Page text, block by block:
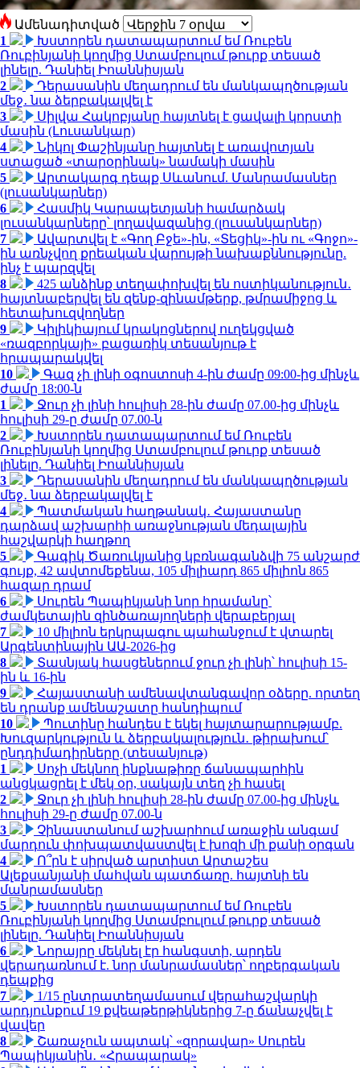
Ամենադիտված
1
Խստորեն դատապարտում եմ Ռուբեն
Ռուբինյանի կողմից Ստամբուլում թուրք տեսած
լինելը. Դանիել Իոաննիսյան
2
Դերասանին մեղադրում են մանկապղծության
մեջ․ նա ձերբակալվել է
3
Սիլվա Հակոբյանը հայտնել է ցավալի կորստի
մասին (Լուսանկար)
4
Նիկոլ Փաշինյանը հայտնել է առավոտյան
ստացած «տարօրինակ» նամակի մասին
5
Արտակարգ դեպք Սևանում. Մանրամասներ
(լուսանկարներ)
6
Հասմիկ Կարապետյանի համարձակ
լուսանկարները՝ լողավազանից (լուսանկարներ)
7
Ավարտվել է «Գող Բջե»-ին, «Տեցիկ»-ին ու «Գոջո»-
ին առնչվող քրեական վարույթի նախաքննությունը.
ինչ է պարզվել
8
425 անձինք տեղափոխվել են ոստիկանություն․
հայտնաբերվել են զենք-զինամթերք, թմրամիջոց և
հետախուզվողներ
9
Կիլիկիայում կրակոցներով ուղեկցված
«ռազբորկայի» բացառիկ տեսանյութ է
հրապարակվել
10
Գազ չի լինի օգոստոսի 4-ին ժամը 09:00-ից մինչև
ժամը 18:00-ն
1
Ջուր չի լինի հուլիսի 28-ին ժամը 07.00-ից մինչև
հուլիսի 29-ը ժամը 07.00-ն
2
Խստորեն դատապարտում եմ Ռուբեն
Ռուբինյանի կողմից Ստամբուլում թուրք տեսած
լինելը. Դանիել Իոաննիսյան
3
Դերասանին մեղադրում են մանկապղծության
մեջ․ նա ձերբակալվել է
4
Պատմական հաղթանակ․ Հայաստանը
դարձավ աշխարհի առաջնության մեդալային
հաշվարկի հաղթող
5
Գագիկ Ծառուկյանից կբռնագանձվի 75 անշարժ
գույք, 42 ավտոմեքենա, 105 միլիարդ 865 միլիոն 865
հազար դրամ
6
Սուրեն Պապիկյանի նոր հրամանը՝
ժամկետային զինծառայողների վերաբերյալ
7
10 միլիոն երկրպագու պահանջում է վտարել
Արգենտինային ԱԱ-2026-ից
8
Տասնյակ հասցեներում ջուր չի լինի՝ հուլիսի 15-
ին և 16-ին
9
Հայաստանի ամենավտանգավոր օձերը. որտեղ
են դրանք ամենաշատը հանդիպում
10
Պուտինը հանդես է եկել հայտարարությամբ.
Խուզարկություն և ձերբակալություն․ թիրախում՝
ընդդիմադիրները (տեսանյութ)
1
Սոչի մեկնող ինքնաթիռը ճանապարհին
անցկացրել է մեկ օր, սակայն տեղ չի հասել
2
Ջուր չի լինի հուլիսի 28-ին ժամը 07.00-ից մինչև
հուլիսի 29-ը ժամը 07.00-ն
3
Չինաստանում աշխարհում առաջին անգամ
մարդուն փոխպատվաստվել է խոզի մի քանի օրգան
4
Ո՞րն է սիրված արտիստ Արտաշես
Ալեքսանյանի մահվան պատճառը. հայտնի են
մանրամասներ
5
Խստորեն դատապարտում եմ Ռուբեն
Ռուբինյանի կողմից Ստամբուլում թուրք տեսած
լինելը. Դանիել Իոաննիսյան
6
Նորայրը մեկնել էր հանգստի, արդեն
վերադառնում է. նոր մանրամասներ՝ ողբերգական
դեպքից
7
1/15 ընտրատեղամասում վերահաշվարկի
արդյունքում 19 քվեաթերթիկներից 7-ը ճանաչվել է
վավեր
8
Շառաչուն ապտակ՝ «զորավար» Սուրեն
Պապիկյանին․ «Հրապարակ»